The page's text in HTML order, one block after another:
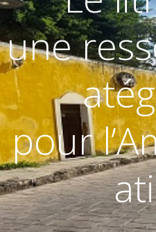
une
pour